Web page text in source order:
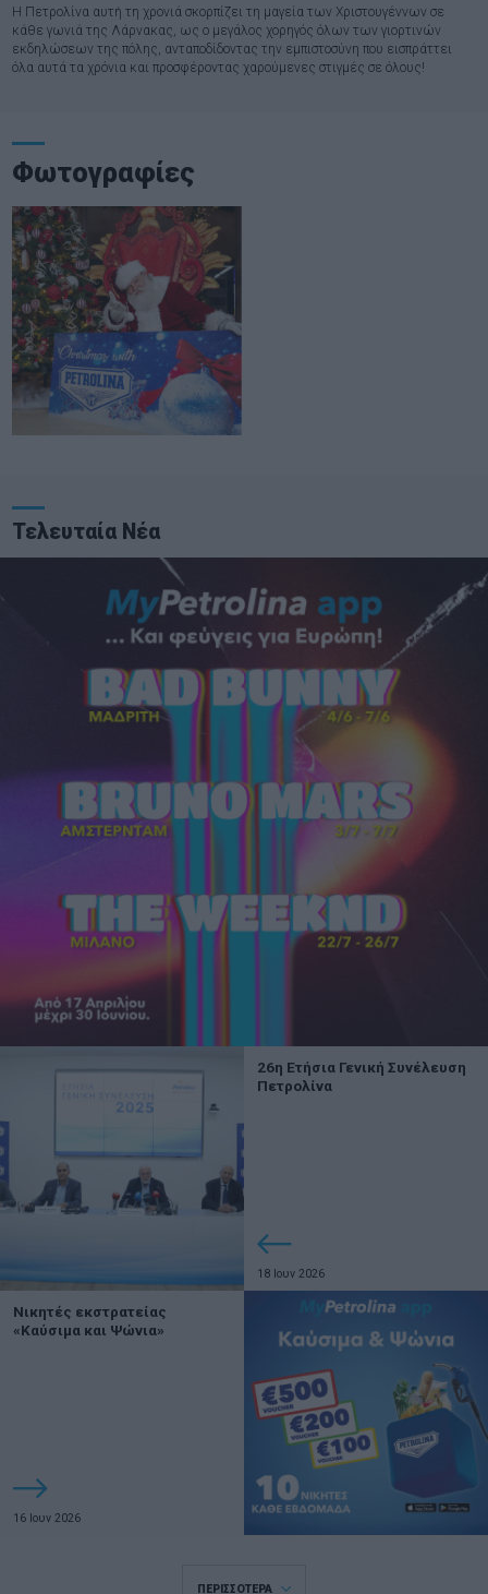
Η Πετρολίνα αυτή τη χρονιά σκορπίζει τη μαγεία των Χριστουγέννων σε
κάθε γωνιά της Λάρνακας, ως ο μεγάλος χορηγός όλων των γιορτινών
εκδηλώσεων της πόλης, ανταποδίδοντας την εμπιστοσύνη που εισπράττει
όλα αυτά τα χρόνια και προσφέροντας χαρούμενες στιγμές σε όλους!
Φωτογραφίες
Τελευταία Νέα
26η Ετήσια Γενική Συνέλευση
Πετρολίνα
18 Ιουν 2026
Νικητές εκστρατείας
«Καύσιμα και Ψώνια»
16 Ιουν 2026
ΠΕΡΙΣΣΟΤΕΡΑ